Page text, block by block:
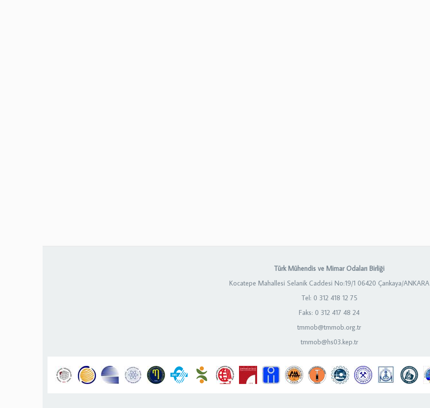
Türk Mühendis ve Mimar Odaları Birliği
Kocatepe Mahallesi Selanik Caddesi No:19/1 06420 Çankaya/ANKARA
Tel: 0 312 418 12 75
Faks: 0 312 417 48 24
tmmob@tmmob.org.tr
tmmob@hs03.kep.tr